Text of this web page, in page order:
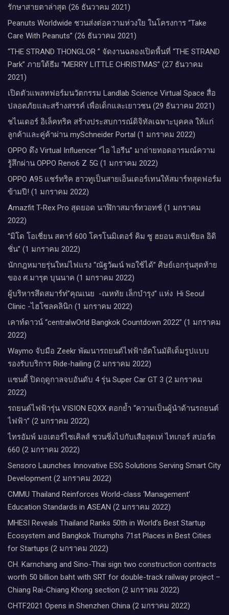
รักษาสายตาล่าสุด (26 ธันวาคม 2021)
Peanuts Worldwide ชวนส่งต่อความห่วงใย​ ​ในโครงการ “Take
Care With Peanuts” (26 ธันวาคม 2021)
“THE STRAND THONGLOR ” จัดงานฉลองเปิดพื้นที่ “THE STRAND
Park” ภายใต้ธีม “MERRY LITTLE CHRISTMAS” (27 ธันวาคม
2021)
เปิดตัวแพลทฟอร์มนวัตกรรม Landlab Science Virtual Space สื่อ
ปลอดภัยและสร้างสรรค์ เพื่อเด็กและเยาวชน (29 ธันวาคม 2021)
ชไนเดอร์ อิเล็คทริค สร้างประสบการณ์ดิจิทัลเฉพาะบุคคล ให้แก่
ลูกค้าและคู่ค้าผ่าน mySchneider Portal (1 มกราคม 2022)
OPPO ดึง Virtual Influencer “ไอ ไอรีน” มาถ่ายทอดอารมณ์ความ
รู้สึกผ่าน OPPO Reno6 Z 5G (1 มกราคม 2022)
OPPO A95 แชร์ทริค ฮาวทูเป็นสายเอ็นเตอร์เทนให้สมาร์ทสุดฟอร์ม
ข้ามปี! (1 มกราคม 2022)
Amazfit T-Rex Pro สุดยอด นาฬิกาสมาร์ทวอทช์ (1 มกราคม
2022)
“มิโด โอเชี่ยน สตาร์ 600 โครโนมิเตอร์ คิม ซู ฮยอน สเปเชียล อิดิ
ชั่น” (1 มกราคม 2022)
นักกฎหมายรุ่นใหม่ไฟแรง “ณัฐวัฒน์ พอใช้ได้” ศิษย์เอกรุ่นสุดท้าย
ของ ศ.มารุต บุนนาค (1 มกราคม 2022)
ผู้บริหารสึดสมาร์ท่”คุณเนย -ณหทัย เล็กบำรุง” แห่ง Hi Seoul
Clinic -ไฮโซลคลินิก (1 มกราคม 2022)
เคาท์ดาวน์​ “centralwOrld Bangkok Countdown 2022” (1 มกราคม
2022)
Waymo จับมือ Zeekr พัฒนารถยนต์ไฟฟ้าอัตโนมัติเต็มรูปแบบ
รองรับบริการ Ride-hailing (2 มกราคม 2022)
แซนดี้ ปิดฤดูกาลจบอันดับ 4 รุ่น Super Car GT 3 (2 มกราคม
2022)
รถยนต์ไฟฟ้ารุ่น VISION EQXX ตอกย้ำ “ความเป็นผู้นำด้านรถยนต์
ไฟฟ้า” (2 มกราคม 2022)
ไทรอัมพ์ มอเตอร์ไซเคิลส์ ชวนซิ่งไปกับเสือสุดเท่ ไทเกอร์ สปอร์ต
660 (2 มกราคม 2022)
Sensoro Launches Innovative ESG Solutions Serving Smart City
Development (2 มกราคม 2022)
CMMU Thailand Reinforces World-class ‘Management’
Education Standards in ASEAN (2 มกราคม 2022)
MHESI Reveals Thailand Ranks 50th in World’s Best Startup
Ecosystem and Bangkok Triumphs 71st Places in Best Cities
for Startups (2 มกราคม 2022)
CH. Karnchang and Sino-Thai sign two construction contracts
worth 50 billion baht with SRT for double-track railway project –
Chiang Rai-Chiang Khong section (2 มกราคม 2022)
CHTF2021 Opens in Shenzhen China (2 มกราคม 2022)